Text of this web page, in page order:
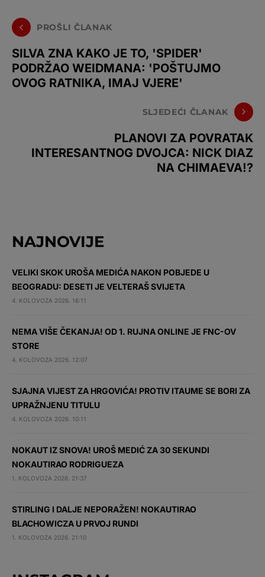
PROŠLI ČLANAK
SILVA ZNA KAKO JE TO, 'SPIDER'
PODRŽAO WEIDMANA: 'POŠTUJMO
OVOG RATNIKA, IMAJ VJERE'
SLJEDEĆI ČLANAK
PLANOVI ZA POVRATAK
INTERESANTNOG DVOJCA: NICK DIAZ
NA CHIMAEVA!?
NAJNOVIJE
VELIKI SKOK UROŠA MEDIĆA NAKON POBJEDE U
BEOGRADU: DESETI JE VELTERAŠ SVIJETA
4. KOLOVOZA 2026. 16:11
NEMA VIŠE ČEKANJA! OD 1. RUJNA ONLINE JE FNC-OV
STORE
4. KOLOVOZA 2026. 12:07
SJAJNA VIJEST ZA HRGOVIĆA! PROTIV ITAUME SE BORI ZA
UPRAŽNJENU TITULU
4. KOLOVOZA 2026. 10:11
NOKAUT IZ SNOVA! UROŠ MEDIĆ ZA 30 SEKUNDI
NOKAUTIRAO RODRIGUEZA
1. KOLOVOZA 2026. 21:37
STIRLING I DALJE NEPORAŽEN! NOKAUTIRAO
BLACHOWICZA U PRVOJ RUNDI
1. KOLOVOZA 2026. 21:10